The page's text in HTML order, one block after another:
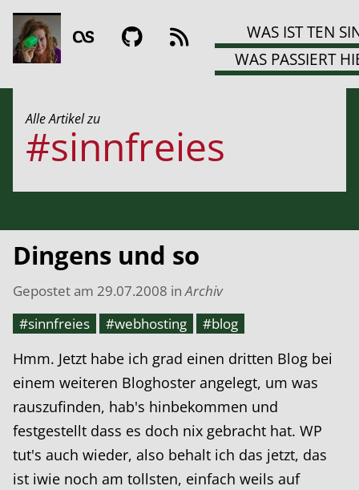
WAS IST TEN
WAS PASSIERT
Alle Artikel zu
#sinnfreies
Dingens und so
Gepostet am 29.07.2008 inArchiv
#sinnfreies
#webhosting
#blog
Hmm. Jetzt habe ich grad einen dritten Blog bei
einem weiteren Bloghoster angelegt, um was
rauszufinden, hab's hinbekommen und
festgestellt dass es doch nix gebracht hat. WP
tut's auch wieder, also behalt ich das jetzt, das
ist iwie noch am tollsten, einfach weils auf